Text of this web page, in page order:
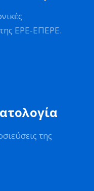
ΕΡΕ-ΕΠΕΡΕ.
της